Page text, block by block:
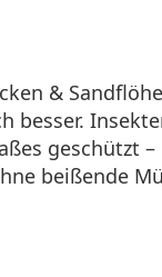
&
besser.
geschützt –
beißende